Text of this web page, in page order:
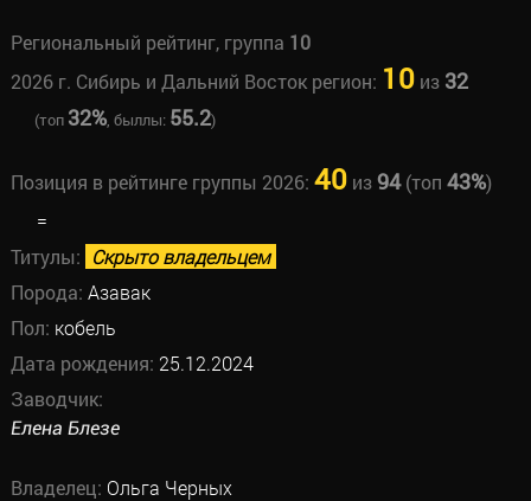
Региональный рейтинг, группа 10
2026 г. Сибирь и Дальний Восток регион: 10из 32
(топ 32%, быллы: 55.2)
Позиция в рейтинге группы 2026: 40из94(топ 43%)
=
Титулы: Скрыто владельцем
Порода: Азавак
Пол: кобель
Дата рождения: 25.12.2024
Заводчик:
Елена Блезе
Владелец: Ольга Черных